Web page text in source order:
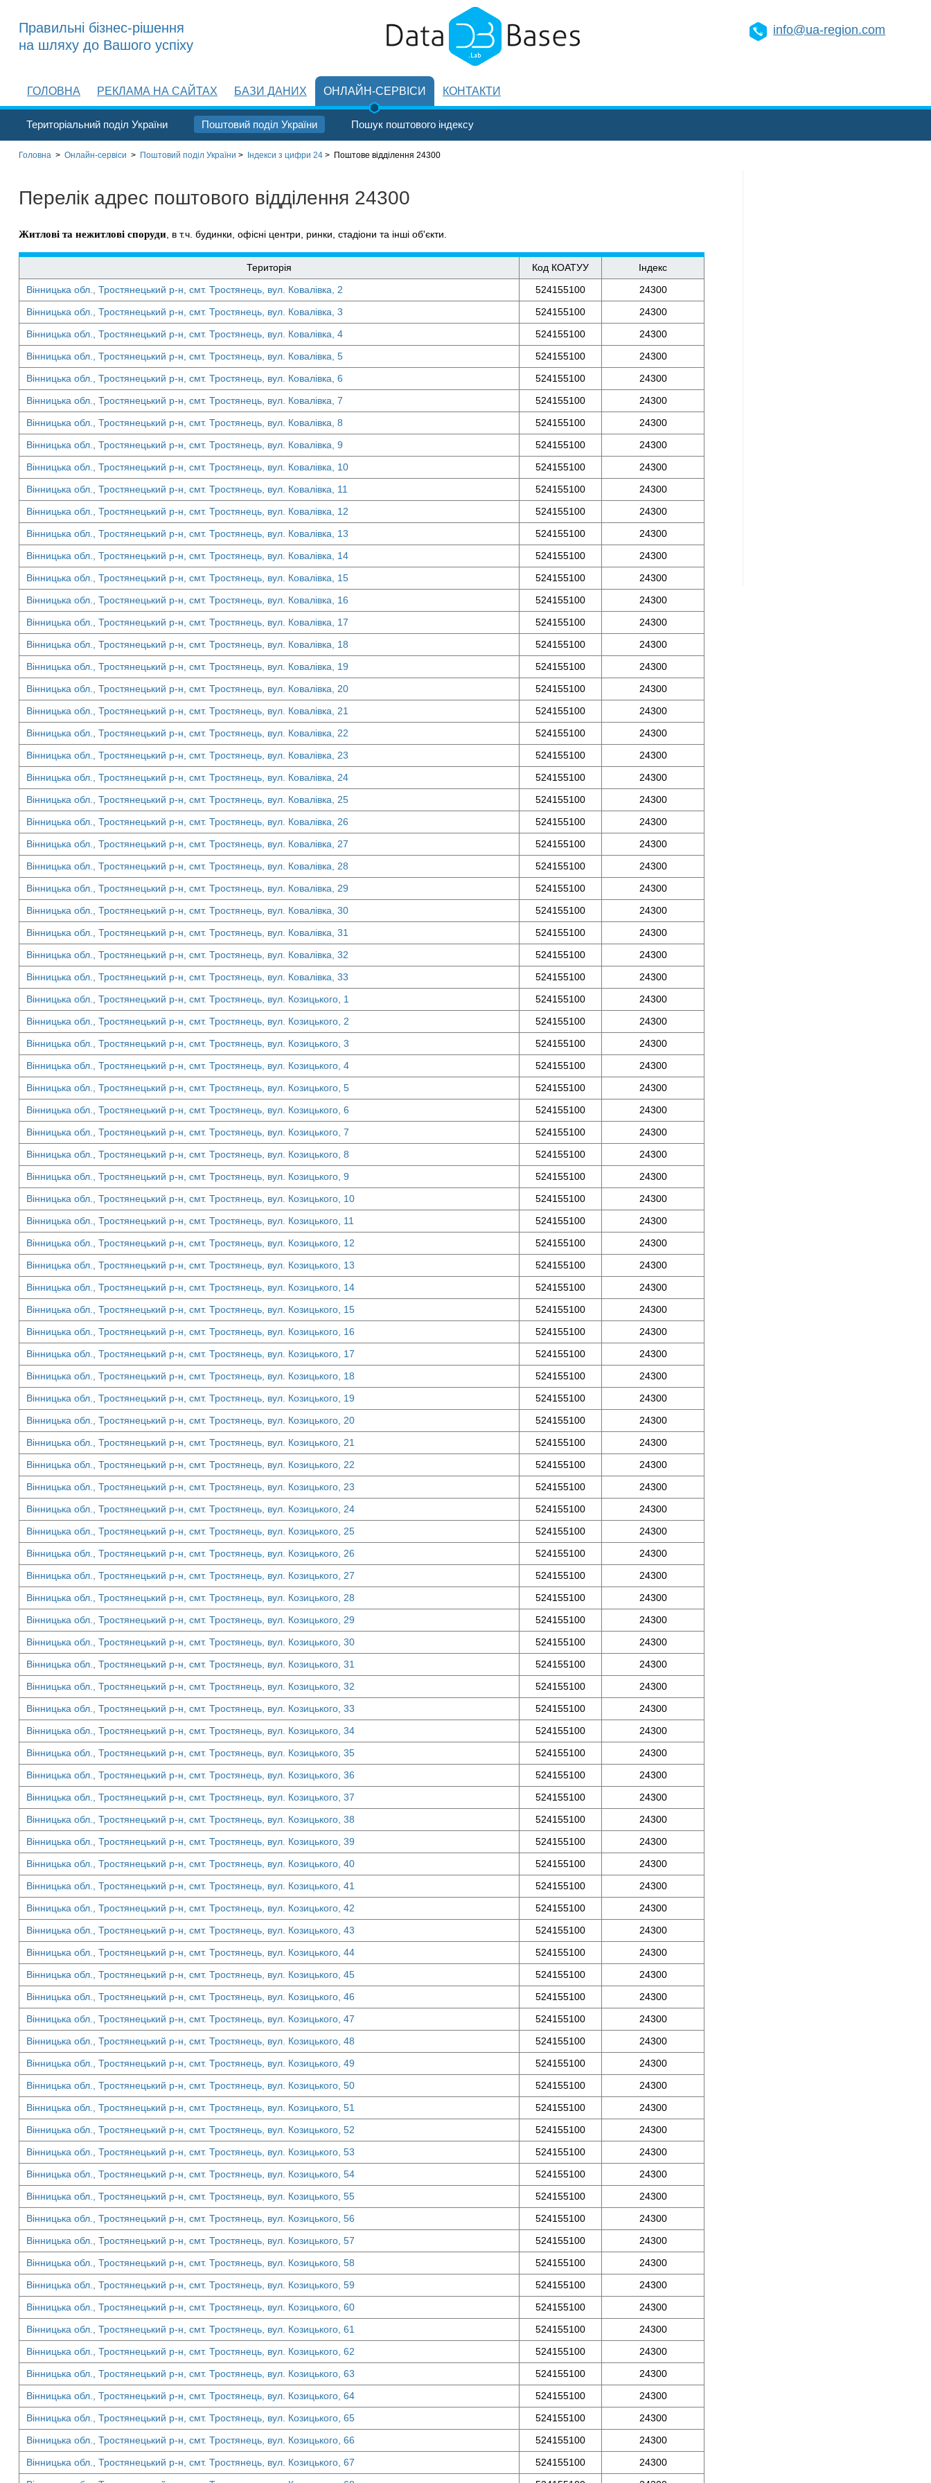
info@ua-region.com
Правильні бізнес-рішення
на шляху до Вашого успіху
ГОЛОВНА РЕКЛАМА НА САЙТАХ БАЗИ ДАНИХ ОНЛАЙН-СЕРВІСИ
Територіальний поділ України Поштовий поділ України Пошук поштового індексу
КОНТАКТИ
Головна > Онлайн-сервіси > Поштовий поділ України > Індекси з цифри 24 > Поштове відділення 24300
Перелік адрес поштового відділення 24300
Житлові та нежитлові споруди , в т.ч. будинки, офісні центри, ринки, стадіони та інші об'єкти.
Територія Код КОАТУУ
Індекс
Вінницька обл., Тростянецький р-н, смт. Тростянець, вул. Ковалівка, 2
524155100
24300
Вінницька обл., Тростянецький р-н, смт. Тростянець, вул. Ковалівка, 3
524155100
24300
Вінницька обл., Тростянецький р-н, смт. Тростянець, вул. Ковалівка, 4
524155100
24300
Вінницька обл., Тростянецький р-н, смт. Тростянець, вул. Ковалівка, 5
524155100
24300
Вінницька обл., Тростянецький р-н, смт. Тростянець, вул. Ковалівка, 6
524155100
24300
Вінницька обл., Тростянецький р-н, смт. Тростянець, вул. Ковалівка, 7
524155100
24300
Вінницька обл., Тростянецький р-н, смт. Тростянець, вул. Ковалівка, 8
524155100
24300
Вінницька обл., Тростянецький р-н, смт. Тростянець, вул. Ковалівка, 9
524155100
24300
Вінницька обл., Тростянецький р-н, смт. Тростянець, вул. Ковалівка, 10
524155100
24300
Вінницька обл., Тростянецький р-н, смт. Тростянець, вул. Ковалівка, 11
524155100
24300
Вінницька обл., Тростянецький р-н, смт. Тростянець, вул. Ковалівка, 12
524155100
24300
Вінницька обл., Тростянецький р-н, смт. Тростянець, вул. Ковалівка, 13
524155100
24300
Вінницька обл., Тростянецький р-н, смт. Тростянець, вул. Ковалівка, 14
524155100
24300
Вінницька обл., Тростянецький р-н, смт. Тростянець, вул. Ковалівка, 15
524155100
24300
Вінницька обл., Тростянецький р-н, смт. Тростянець, вул. Ковалівка, 16
524155100
24300
Вінницька обл., Тростянецький р-н, смт. Тростянець, вул. Ковалівка, 17
524155100
24300
Вінницька обл., Тростянецький р-н, смт. Тростянець, вул. Ковалівка, 18
524155100
24300
Вінницька обл., Тростянецький р-н, смт. Тростянець, вул. Ковалівка, 19
524155100
24300
Вінницька обл., Тростянецький р-н, смт. Тростянець, вул. Ковалівка, 20
524155100
24300
Вінницька обл., Тростянецький р-н, смт. Тростянець, вул. Ковалівка, 21
524155100
24300
Вінницька обл., Тростянецький р-н, смт. Тростянець, вул. Ковалівка, 22
524155100
24300
Вінницька обл., Тростянецький р-н, смт. Тростянець, вул. Ковалівка, 23
524155100
24300
Вінницька обл., Тростянецький р-н, смт. Тростянець, вул. Ковалівка, 24
524155100
24300
Вінницька обл., Тростянецький р-н, смт. Тростянець, вул. Ковалівка, 25
524155100
24300
Вінницька обл., Тростянецький р-н, смт. Тростянець, вул. Ковалівка, 26
524155100
24300
Вінницька обл., Тростянецький р-н, смт. Тростянець, вул. Ковалівка, 27
524155100
24300
Вінницька обл., Тростянецький р-н, смт. Тростянець, вул. Ковалівка, 28
524155100
24300
Вінницька обл., Тростянецький р-н, смт. Тростянець, вул. Ковалівка, 29
524155100
24300
Вінницька обл., Тростянецький р-н, смт. Тростянець, вул. Ковалівка, 30
524155100
24300
Вінницька обл., Тростянецький р-н, смт. Тростянець, вул. Ковалівка, 31
524155100
24300
Вінницька обл., Тростянецький р-н, смт. Тростянець, вул. Ковалівка, 32
524155100
24300
Вінницька обл., Тростянецький р-н, смт. Тростянець, вул. Ковалівка, 33
524155100
24300
Вінницька обл., Тростянецький р-н, смт. Тростянець, вул. Козицького, 1
524155100
24300
Вінницька обл., Тростянецький р-н, смт. Тростянець, вул. Козицького, 2
524155100
24300
Вінницька обл., Тростянецький р-н, смт. Тростянець, вул. Козицького, 3
524155100
24300
Вінницька обл., Тростянецький р-н, смт. Тростянець, вул. Козицького, 4
524155100
24300
Вінницька обл., Тростянецький р-н, смт. Тростянець, вул. Козицького, 5
524155100
24300
Вінницька обл., Тростянецький р-н, смт. Тростянець, вул. Козицького, 6
524155100
24300
Вінницька обл., Тростянецький р-н, смт. Тростянець, вул. Козицького, 7
524155100
24300
Вінницька обл., Тростянецький р-н, смт. Тростянець, вул. Козицького, 8
524155100
24300
Вінницька обл., Тростянецький р-н, смт. Тростянець, вул. Козицького, 9
524155100
24300
Вінницька обл., Тростянецький р-н, смт. Тростянець, вул. Козицького, 10
524155100
24300
Вінницька обл., Тростянецький р-н, смт. Тростянець, вул. Козицького, 11
524155100
24300
Вінницька обл., Тростянецький р-н, смт. Тростянець, вул. Козицького, 12
524155100
24300
Вінницька обл., Тростянецький р-н, смт. Тростянець, вул. Козицького, 13
524155100
24300
Вінницька обл., Тростянецький р-н, смт. Тростянець, вул. Козицького, 14
524155100
24300
Вінницька обл., Тростянецький р-н, смт. Тростянець, вул. Козицького, 15
524155100
24300
Вінницька обл., Тростянецький р-н, смт. Тростянець, вул. Козицького, 16
524155100
24300
Вінницька обл., Тростянецький р-н, смт. Тростянець, вул. Козицького, 17
524155100
24300
Вінницька обл., Тростянецький р-н, смт. Тростянець, вул. Козицького, 18
524155100
24300
Вінницька обл., Тростянецький р-н, смт. Тростянець, вул. Козицького, 19
524155100
24300
Вінницька обл., Тростянецький р-н, смт. Тростянець, вул. Козицького, 20
524155100
24300
Вінницька обл., Тростянецький р-н, смт. Тростянець, вул. Козицького, 21
524155100
24300
Вінницька обл., Тростянецький р-н, смт. Тростянець, вул. Козицького, 22
524155100
24300
Вінницька обл., Тростянецький р-н, смт. Тростянець, вул. Козицького, 23
524155100
24300
Вінницька обл., Тростянецький р-н, смт. Тростянець, вул. Козицького, 24
524155100
24300
Вінницька обл., Тростянецький р-н, смт. Тростянець, вул. Козицького, 25
524155100
24300
Вінницька обл., Тростянецький р-н, смт. Тростянець, вул. Козицького, 26
524155100
24300
Вінницька обл., Тростянецький р-н, смт. Тростянець, вул. Козицького, 27
524155100
24300
Вінницька обл., Тростянецький р-н, смт. Тростянець, вул. Козицького, 28
524155100
24300
Вінницька обл., Тростянецький р-н, смт. Тростянець, вул. Козицького, 29
524155100
24300
Вінницька обл., Тростянецький р-н, смт. Тростянець, вул. Козицького, 30
524155100
24300
Вінницька обл., Тростянецький р-н, смт. Тростянець, вул. Козицького, 31
524155100
24300
Вінницька обл., Тростянецький р-н, смт. Тростянець, вул. Козицького, 32
524155100
24300
Вінницька обл., Тростянецький р-н, смт. Тростянець, вул. Козицького, 33
524155100
24300
Вінницька обл., Тростянецький р-н, смт. Тростянець, вул. Козицького, 34
524155100
24300
Вінницька обл., Тростянецький р-н, смт. Тростянець, вул. Козицького, 35
524155100
24300
Вінницька обл., Тростянецький р-н, смт. Тростянець, вул. Козицького, 36
524155100
24300
Вінницька обл., Тростянецький р-н, смт. Тростянець, вул. Козицького, 37
524155100
24300
Вінницька обл., Тростянецький р-н, смт. Тростянець, вул. Козицького, 38
524155100
24300
Вінницька обл., Тростянецький р-н, смт. Тростянець, вул. Козицького, 39
524155100
24300
Вінницька обл., Тростянецький р-н, смт. Тростянець, вул. Козицького, 40
524155100
24300
Вінницька обл., Тростянецький р-н, смт. Тростянець, вул. Козицького, 41
524155100
24300
Вінницька обл., Тростянецький р-н, смт. Тростянець, вул. Козицького, 42
524155100
24300
Вінницька обл., Тростянецький р-н, смт. Тростянець, вул. Козицького, 43
524155100
24300
Вінницька обл., Тростянецький р-н, смт. Тростянець, вул. Козицького, 44
524155100
24300
Вінницька обл., Тростянецький р-н, смт. Тростянець, вул. Козицького, 45
524155100
24300
Вінницька обл., Тростянецький р-н, смт. Тростянець, вул. Козицького, 46
524155100
24300
Вінницька обл., Тростянецький р-н, смт. Тростянець, вул. Козицького, 47
524155100
24300
Вінницька обл., Тростянецький р-н, смт. Тростянець, вул. Козицького, 48
524155100
24300
Вінницька обл., Тростянецький р-н, смт. Тростянець, вул. Козицького, 49
524155100
24300
Вінницька обл., Тростянецький р-н, смт. Тростянець, вул. Козицького, 50
524155100
24300
Вінницька обл., Тростянецький р-н, смт. Тростянець, вул. Козицького, 51
524155100
24300
Вінницька обл., Тростянецький р-н, смт. Тростянець, вул. Козицького, 52
524155100
24300
Вінницька обл., Тростянецький р-н, смт. Тростянець, вул. Козицького, 53
524155100
24300
Вінницька обл., Тростянецький р-н, смт. Тростянець, вул. Козицького, 54
524155100
24300
Вінницька обл., Тростянецький р-н, смт. Тростянець, вул. Козицького, 55
524155100
24300
Вінницька обл., Тростянецький р-н, смт. Тростянець, вул. Козицького, 56
524155100
24300
Вінницька обл., Тростянецький р-н, смт. Тростянець, вул. Козицького, 57
524155100
24300
Вінницька обл., Тростянецький р-н, смт. Тростянець, вул. Козицького, 58
524155100
24300
Вінницька обл., Тростянецький р-н, смт. Тростянець, вул. Козицького, 59
524155100
24300
Вінницька обл., Тростянецький р-н, смт. Тростянець, вул. Козицького, 60
524155100
24300
Вінницька обл., Тростянецький р-н, смт. Тростянець, вул. Козицького, 61
524155100
24300
Вінницька обл., Тростянецький р-н, смт. Тростянець, вул. Козицького, 62
524155100
24300
Вінницька обл., Тростянецький р-н, смт. Тростянець, вул. Козицького, 63
524155100
24300
Вінницька обл., Тростянецький р-н, смт. Тростянець, вул. Козицького, 64
524155100
24300
Вінницька обл., Тростянецький р-н, смт. Тростянець, вул. Козицького, 65
524155100
24300
Вінницька обл., Тростянецький р-н, смт. Тростянець, вул. Козицького, 66
524155100
24300
Вінницька обл., Тростянецький р-н, смт. Тростянець, вул. Козицького, 67
524155100
24300